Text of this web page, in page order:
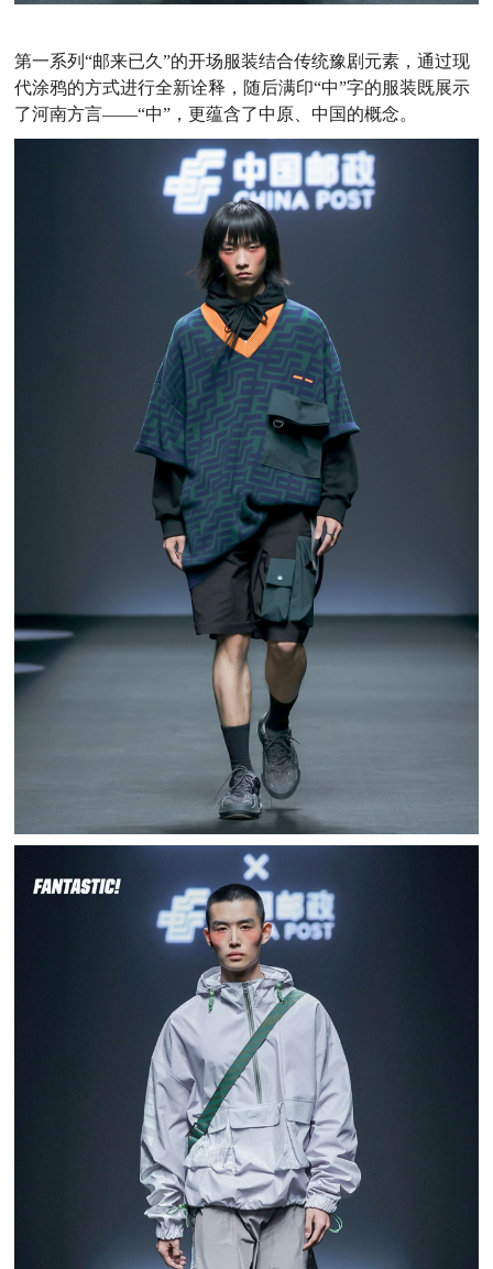
第一系列“邮来已久”的开场服装结合传统豫剧元素，通过现
代涂鸦的方式进行全新诠释，随后满印“中”字的服装既展示
了河南方言——“中”，更蕴含了中原、中国的概念。